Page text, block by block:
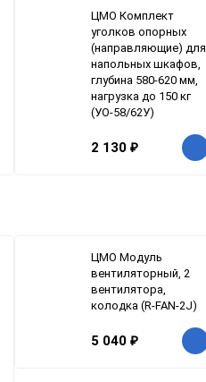
ЦМО Комплект
уголков опорных
(направляющие) для
напольных шкафов,
глубина 580-620 мм,
нагрузка до 150 кг
(УО-58/62У)
2 130 ₽
ЦМО Модуль
вентиляторный, 2
вентилятора,
колодка (R-FAN-2J)
5 040 ₽